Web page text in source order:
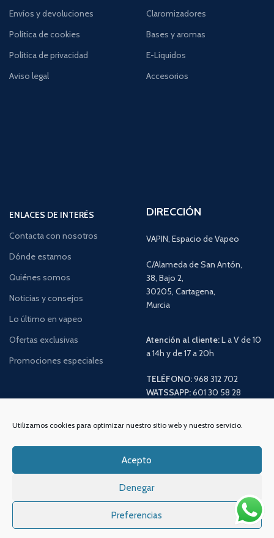
Utilizamos cookies para optimizar nuestro sitio web y nuestro servicio.
Acepto
Denegar
Preferencias
Envíos y devoluciones
Política de cookies
Política de privacidad
Aviso legal
Claromizadores
Bases y aromas
E-Líquidos
Accesorios
ENLACES DE INTERÉS
Contacta con nosotros
Dónde estamos
Quiénes somos
Noticias y consejos
Lo último en vapeo
Ofertas exclusivas
Promociones especiales
DIRECCIÓN
VAPIN, Espacio de Vapeo
C/Alameda de San Antón,
38, Bajo 2,
30205, Cartagena,
Murcia
Atención al cliente:L a V de 10
a 14h y de 17 a 20h
TELÉFONO:968 312 702
WATSSAPP:601 30 58 28